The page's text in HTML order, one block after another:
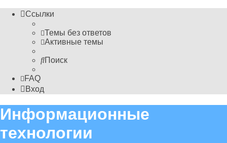
Ссылки
Темы без ответов
Активные темы
Поиск
FAQ
Вход
Информационные
технологии